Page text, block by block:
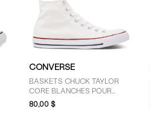
CONVERSE
BASKETS CHUCK TAYLOR
CORE BLANCHES POUR
HOMMES
80,00 $